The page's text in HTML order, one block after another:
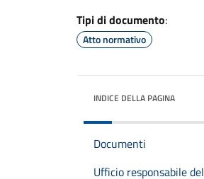
Tipi di documento:
Atto normativo
INDICE DELLA PAGINA
Documenti
Ufficio responsabile del